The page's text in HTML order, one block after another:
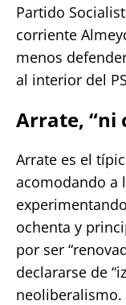
Partido
corriente
menos
al interior del
Arrate, “ni
Arrate es el
acomodando a
ochenta y
por ser
declararse de
neoliberalismo.